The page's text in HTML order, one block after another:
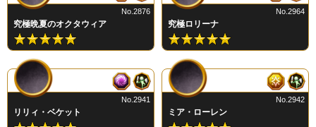
究極晩夏のオクタウィア
No.2876
究極ロリーナ
No.2964
リリィ・ベケット
No.2941
ミア・ローレン
No.2942